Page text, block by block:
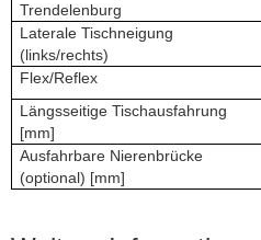
Trendelenburg
Laterale Tischneigung
(links/rechts)
Flex/Reflex
Längsseitige Tischausfahrung
[mm]
Ausfahrbare Nierenbrücke
(optional) [mm]